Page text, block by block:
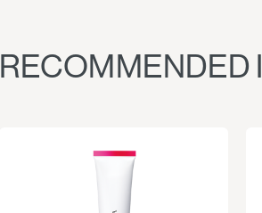
RECOMMENDED